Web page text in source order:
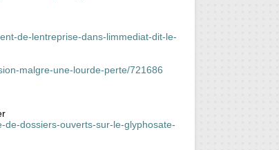
de-lentreprise-dans-limmediat-dit-le-
malgre-une-lourde-perte/721686
de-dossiers-ouverts-sur-le-glyphosate-